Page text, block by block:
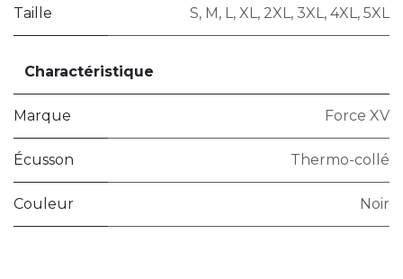
Taille S, M, L, XL, 2XL, 3XL, 4XL, 5XL
Charactéristique
Marque Force XV
Écusson Thermo-collé
Couleur Noir